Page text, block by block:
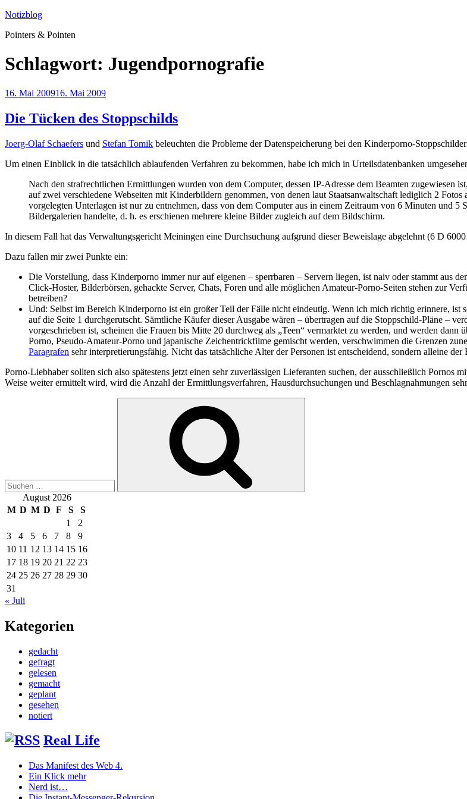
Zum
springen
Notizblog
Pointers & Pointen
Schlagwort: Jugendpornografie
Veröffentlicht
16. Mai 200916. Mai 2009
Die Tücken des Stoppschilds
Joerg-Olaf Schaefers und Stefan Tomik beleuchten die Probleme der Datenspeicherung bei den Kinderporno-
Um einen Einblick in die tatsächlich ablaufenden Verfahren zu bekommen, habe ich mich in Urteilsdatenbanken
Nach den strafrechtlichen Ermittlungen wurden von dem Computer, dessen IP-Adresse dem Beamten zugewiesen
auf zwei verschiedene Webseiten mit Kinderbildern genommen, von denen laut Staatsanwaltschaft lediglich 2
vorgelegten Unterlagen ist nur zu entnehmen, dass von dem Computer aus in einem Zeitraum von 6 Minuten und
Bildergalerien handelte, d. h. es erschienen mehrere kleine Bilder zugleich auf dem Bildschirm.
In diesem Fall hat das Verwaltungsgericht Meiningen eine Durchsuchung aufgrund dieser Beweislage abgelehnt (6 D
Dazu fallen mir zwei Punkte ein:
Die Vorstellung, dass Kinderporno immer nur auf eigenen – sperrbaren – Servern liegen, ist naiv oder stammt aus
Click-Hoster, Bilderbörsen, gehackte Server, Chats, Foren und alle möglichen Amateur-Porno-Seiten stehen zur
betreiben?
Und: Selbst im Bereich Kinderporno ist ein großer Teil der Fälle nicht eindeutig. Wenn ich mich richtig erinnere, ist
auf die Seite 1 durchgerutscht. Sämtliche Käufer dieser Ausgabe wären – übertragen auf die Stoppschild-Pläne –
vorgeschrieben ist, scheinen die Frauen bis Mitte 20 durchweg als „Teen“ vermarktet zu werden, und werden
Porno, Pseudo-Amateur-Porno und japanische Zeichentrickfilme gemischt werden, verschwimmen die Grenzen
Paragrafen sehr interpretierungsfähig. Nicht das tatsächliche Alter der Personen ist entscheidend, sondern alleine der
Porno-Liebhaber sollten sich also spätestens jetzt einen sehr zuverlässigen Lieferanten suchen, der ausschließlich Pornos
Weise weiter ermittelt wird, wird die Anzahl der Ermittlungsverfahren, Hausdurchsuchungen und Beschlagnahmungen
August 2026
M D M D F S
S
1
2
3
4 5 6 7 8
9
10 11 12 13 14 15 16
17 18 19 20 21 22 23
24 25 26 27 28 29 30
31
« Juli
Kategorien
gedacht
gefragt
gelesen
gemacht
geplant
gesehen
notiert
Real Life
Das Manifest des Web 4.
Ein Klick mehr
Nerd ist…